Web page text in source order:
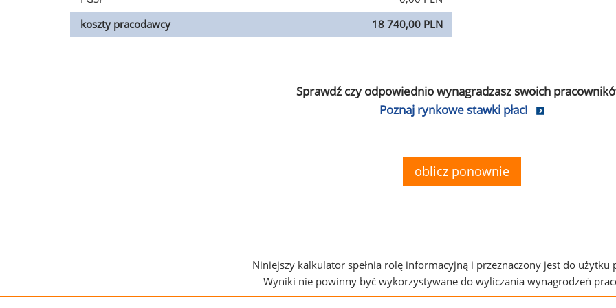
koszty pracodawcy
18 740,00 PLN
Sprawdź czy odpowiednio wynagradzasz swoich
Poznaj rynkowe stawki płac!
oblicz ponownie
Niniejszy kalkulator spełnia rolę informacyjną i przeznaczony jest do użytku
Wyniki nie powinny być wykorzystywane do wyliczania wynagrodzeń